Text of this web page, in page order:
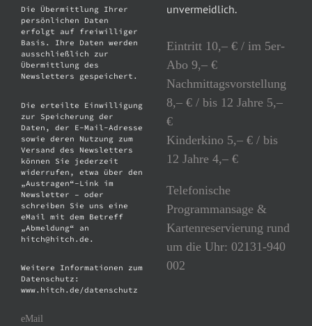
Die Übermittlung Ihrer
persönlichen Daten
erfolgt auf freiwilliger
Basis. Ihre Daten werden
ausschließlich zur
Übermittlung des
Newsletters gespeichert.
Die erteilte Einwilligung
zur Speicherung der
Daten, der E-Mail-Adresse
sowie deren Nutzung zum
Versand des Newsletters
können Sie jederzeit
widerrufen, etwa über den
„Austragen“-Link im
Newsletter – oder
schreiben Sie uns eine
eMail mit dem Betreff
„Abmeldung“ an
hitch@hitch.de.
Weitere Informationen zum
Datenschutz:
www.hitch.de/datenschutz
eMail
unvermeidlich.
Eintritt 10,– € / im 5er-
Abo 9,– €
Nachmittagsvorstellung
8,– € / bis 12 Jahre 5,–
€
Kinderkino 5,– € / bis
12 Jahre 4,– €
Telefonische
Programmansage &
Kartenreservierung rund
um die Uhr: 02131-940
002